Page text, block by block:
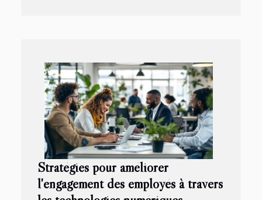
Stratégies pour améliorer
l'engagement des employés à travers